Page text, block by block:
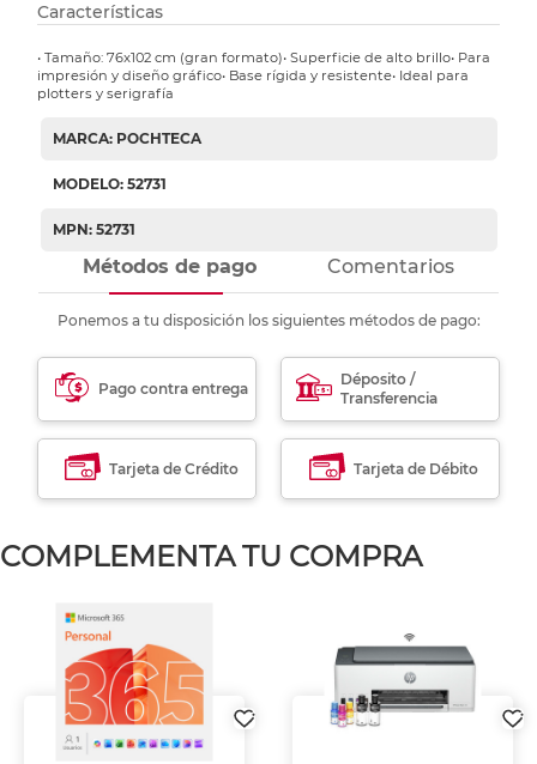
Características
• Tamaño: 76x102 cm (gran formato)• Superficie de alto brillo• Para
impresión y diseño gráfico• Base rígida y resistente• Ideal para
plotters y serigrafía
MARCA: POCHTECA
MODELO: 52731
MPN: 52731
Métodos de pago Comentarios
Ponemos a tu disposición los siguientes métodos de pago:
Pago contra entrega
Déposito /
Transferencia
Tarjeta de Crédito Tarjeta de Débito
COMPLEMENTA TU COMPRA